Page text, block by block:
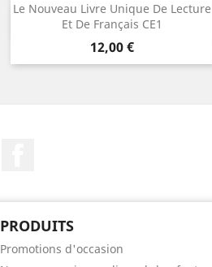
Le Nouveau Livre Unique De Lecture
Et De Français CE1
Prix
12,00 €
Aperçu rapide
PRODUITS
Promotions d'occasion